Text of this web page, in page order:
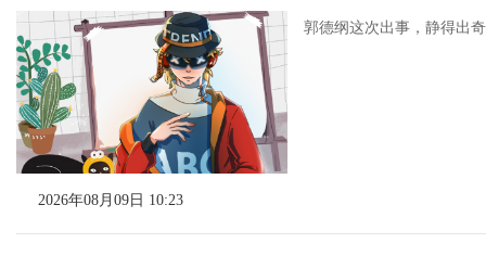
郭德纲这次出事，静得出
2026年08月09日 10:23